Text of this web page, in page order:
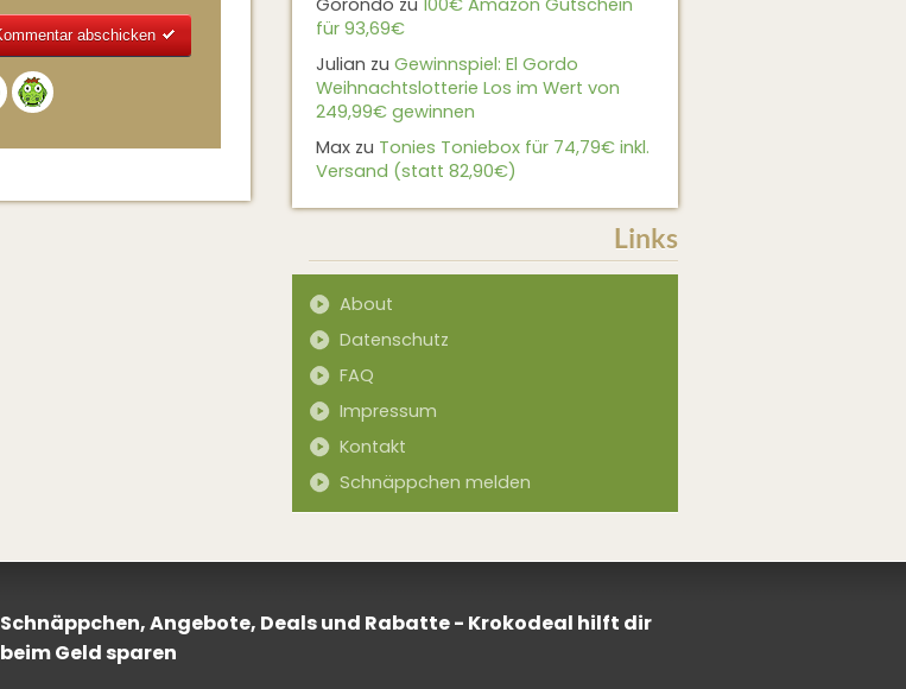
Gorondo zu 100€ Amazon Gutschein
für 93,69€
Julian zu Gewinnspiel: El Gordo
Weihnachtslotterie Los im Wert von
249,99€ gewinnen
Max zu Tonies Toniebox für 74,79€ inkl.
Versand (statt 82,90€)
Links
About
Datenschutz
FAQ
Impressum
Kontakt
Schnäppchen melden
Schnäppchen, Angebote, Deals und Rabatte - Krokodeal hilft dir
beim Geld sparen